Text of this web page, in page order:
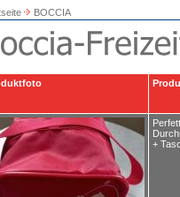
BOCCIA
+